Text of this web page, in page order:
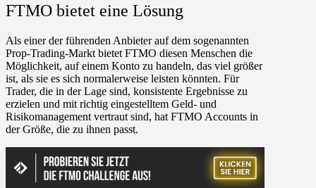
FTMO bietet eine Lösung
Als einer der führenden Anbieter auf dem sogenannten
Prop-Trading-Markt bietet FTMO diesen Menschen die
Möglichkeit, auf einem Konto zu handeln, das viel größer
ist, als sie es sich normalerweise leisten könnten. Für
Trader, die in der Lage sind, konsistente Ergebnisse zu
erzielen und mit richtig eingestelltem Geld- und
Risikomanagement vertraut sind, hat FTMO Accounts in
der Größe, die zu ihnen passt.